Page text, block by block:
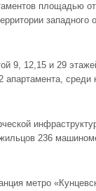
площадью
9, 12,15 и 29
236
метро